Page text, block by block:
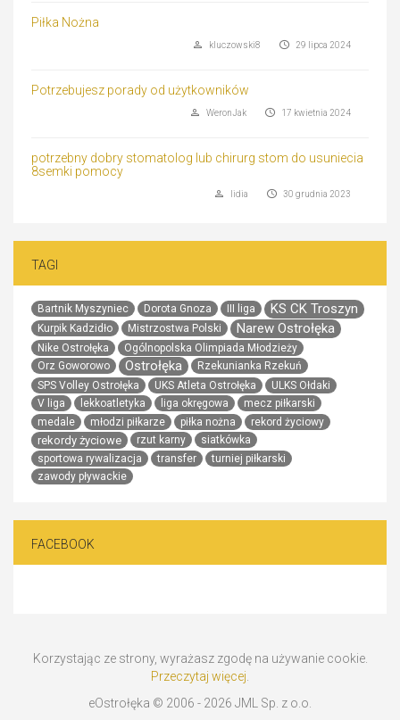
Piłka Nożna
29 lipca 2024
kluczowski8
Potrzebujesz porady od użytkowników
17 kwietnia 2024
WeronJak
potrzebny dobry stomatolog lub chirurg stom do usuniecia
8semki pomocy
30 grudnia 2023
lidia
TAGI
Bartnik Myszyniec Dorota Gnoza III liga KS CK Troszyn
Kurpik Kadzidło Mistrzostwa Polski Narew Ostrołęka
Nike Ostrołęka
Ogólnopolska Olimpiada Młodzieży
Orz Goworowo
Ostrołęka
Rzekunianka Rzekuń
SPS Volley Ostrołęka
UKS Atleta Ostrołęka
ULKS Ołdaki
V liga
lekkoatletyka liga okręgowa
mecz piłkarski
medale
młodzi piłkarze piłka nożna rekord życiowy
rekordy życiowe rzut karny
siatkówka
sportowa rywalizacja
transfer
turniej piłkarski
zawody pływackie
FACEBOOK
Korzystając ze strony, wyrażasz zgodę na używanie cookie.
Przeczytaj więcej
eOstrołęka © 2006 - 2026 JML Sp. z o.o.